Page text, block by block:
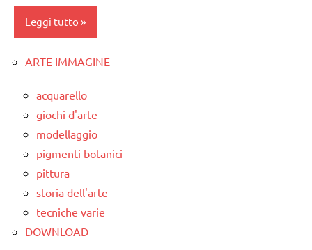
PER ETA'
DIDATTICA
lettura e
Montessori
LINGUAGGIO
MONTESSORI
TUTTI GLI
ARGOMENTI
PER ETA'
TUTTI GLI
Leggi tutto
classe
dai
anni
GUIDA
DIDATTICA
ARTE IMMAGINE
acquarello
giochi d'arte
modellaggio
pigmenti botanici
pittura
storia dell'arte
tecniche varie
DOWNLOAD